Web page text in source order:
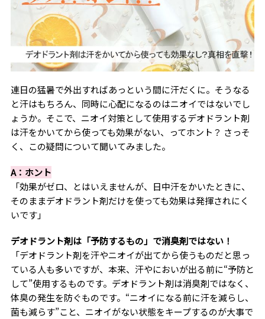
連日の猛暑で外出すればあっという間に汗だくに。そうなる
と汗はもちろん、同時に心配になるのはニオイではないでし
ょうか。そこで、ニオイ対策として使用するデオドラント剤
は汗をかいてから使っても効果がない、ってホント？ さっそ
く、この疑問について聞いてみました。
A：ホント
「効果がゼロ、とはいえませんが、日中汗をかいたときに、
そのままデオドラント剤だけを使っても効果は発揮されにく
いです」
デオドラント剤は「予防するもの」で消臭剤ではない！
「デオドラント剤を汗やニオイが出てから使うものだと思っ
ている人も多いですが、本来、汗やにおいが出る前に“予防と
して”使用するものです。デオドラント剤は消臭剤ではなく、
体臭の発生を防ぐものです。“ニオイになる前に汗を減らし、
菌も減らす”こと、ニオイがない状態をキープするのが大事で